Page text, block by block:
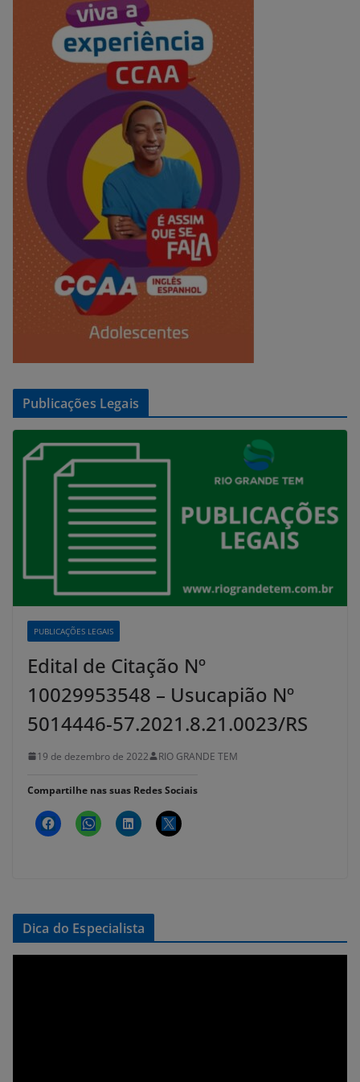
Publicações Legais
PUBLICAÇÕES LEGAIS
Edital de Citação Nº
10029953548 – Usucapião Nº
5014446-57.2021.8.21.0023/RS
19 de dezembro de 2022 RIO GRANDE TEM
Compartilhe nas suas Redes Sociais
Dica do Especialista